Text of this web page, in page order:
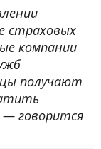
страховых
компании
получают
— говорится